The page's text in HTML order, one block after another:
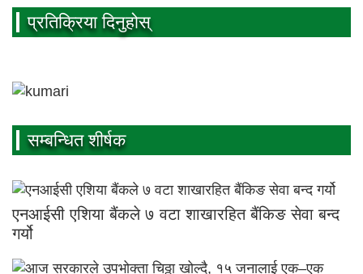
प्रतिक्रिया दिनुहोस्
सम्बन्धित शीर्षक
एनआईसी एशिया बैंकले ७ वटा शाखारहित बैंकिङ सेवा बन्द
गर्यो